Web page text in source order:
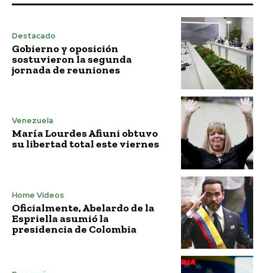
Destacado
Gobierno y oposición
sostuvieron la segunda
jornada de reuniones
Venezuela
María Lourdes Afiuni obtuvo
su libertad total este viernes
Home Vídeos
Oficialmente, Abelardo de la
Espriella asumió la
presidencia de Colombia